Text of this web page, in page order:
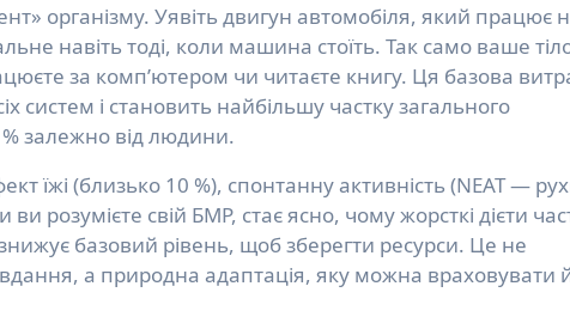
організму. Уявіть двигун автомобіля, який працює
навіть тоді, коли машина стоїть. Так само ваше
за комп’ютером чи читаєте книгу. Ця базова
систем і становить найбільшу частку загального
залежно від людини.
їжі (близько 10 %), спонтанну активність (NEAT —
розумієте свій БМР, стає ясно, чому жорсткі дієти
базовий рівень, щоб зберегти ресурси. Це не
а природна адаптація, яку можна враховувати